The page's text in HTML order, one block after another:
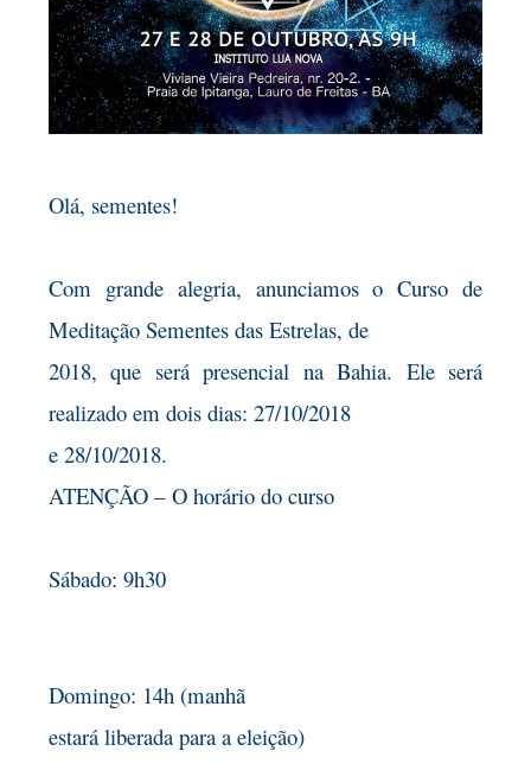
Olá, sementes!
Com grande alegria, anunciamos o Curso de
Meditação Sementes das Estrelas, de
2018, que será presencial na Bahia. Ele será
realizado em dois dias: 27/10/2018
e 28/10/2018.
ATENÇÃO – O horário do curso
Sábado: 9h30
Domingo: 14h (manhã
estará liberada para a eleição)